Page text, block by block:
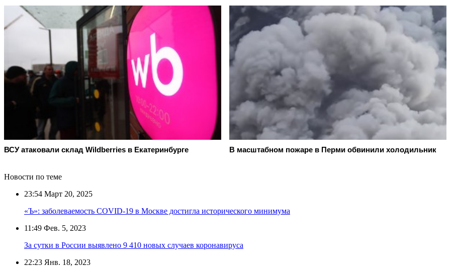
ВСУ атаковали склад Wildberries в Екатеринбурге В масштабном пожаре в Перми обвинили холодильник
Новости по теме
23:54 Март 20, 2025
«Ъ»: заболеваемость COVID-19 в Москве достигла исторического минимума
11:49 Фев. 5, 2023
За сутки в России выявлено 9 410 новых случаев коронавируса
22:23 Янв. 18, 2023